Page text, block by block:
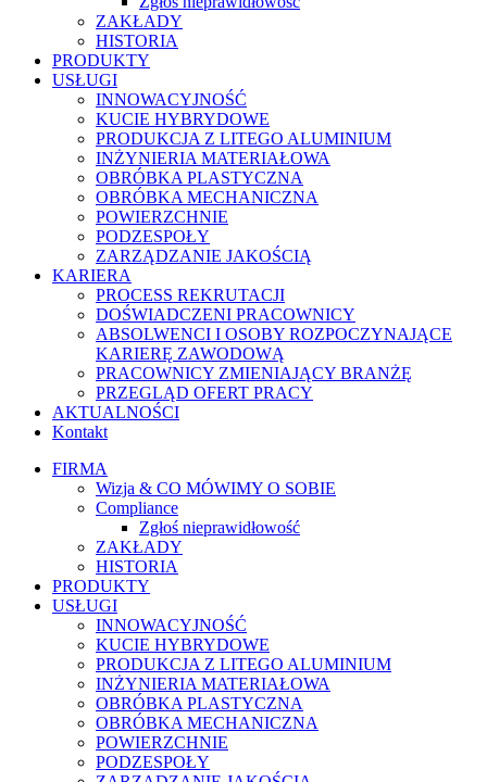
ZAKŁADY
HISTORIA
PRODUKTY
USŁUGI
INNOWACYJNOŚĆ
KUCIE HYBRYDOWE
PRODUKCJA Z LITEGO ALUMINIUM
INŻYNIERIA MATERIAŁOWA
OBRÓBKA PLASTYCZNA
OBRÓBKA MECHANICZNA
POWIERZCHNIE
PODZESPOŁY
ZARZĄDZANIE JAKOŚCIĄ
KARIERA
PROCESS REKRUTACJI
DOŚWIADCZENI PRACOWNICY
ABSOLWENCI I OSOBY ROZPOCZYNAJĄCE
KARIERĘ ZAWODOWĄ
PRACOWNICY ZMIENIAJĄCY BRANŻĘ
PRZEGLĄD OFERT PRACY
AKTUALNOŚCI
Kontakt
FIRMA
Wizja & CO MÓWIMY O SOBIE
Compliance
Zgłoś nieprawidłowość
ZAKŁADY
HISTORIA
PRODUKTY
USŁUGI
INNOWACYJNOŚĆ
KUCIE HYBRYDOWE
PRODUKCJA Z LITEGO ALUMINIUM
INŻYNIERIA MATERIAŁOWA
OBRÓBKA PLASTYCZNA
OBRÓBKA MECHANICZNA
POWIERZCHNIE
PODZESPOŁY